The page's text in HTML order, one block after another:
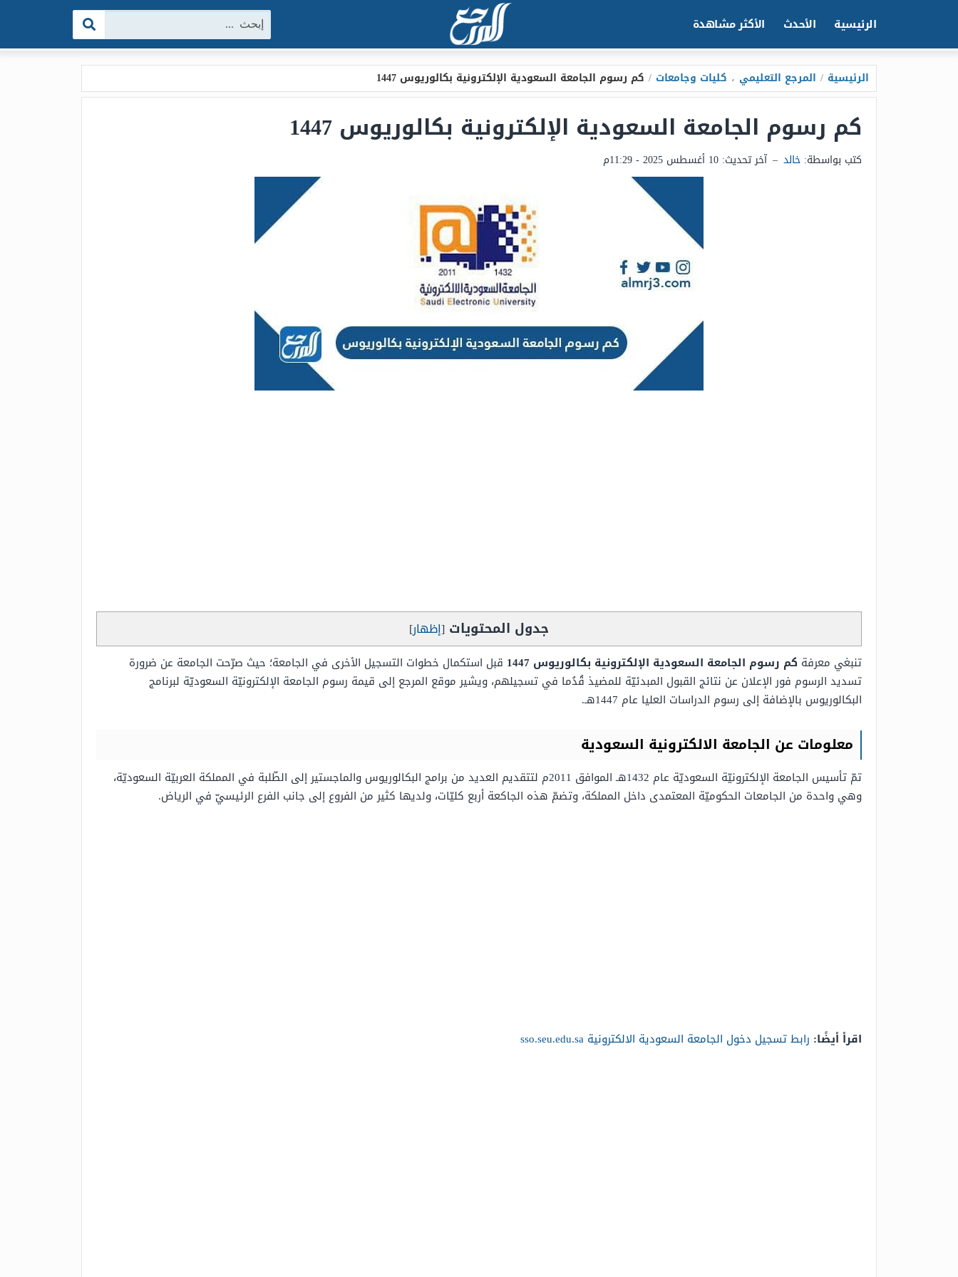
الرئيسية الأحدث الأكثر مشاهدة البحث:
الرئيسية / المرجع التعليمي ، كليات وجامعات / كم رسوم الجامعة السعودية الإلكترونية بكالوريوس 1447
كم رسوم الجامعة السعودية الإلكترونية بكالوريوس 1447
كتب بواسطة: خالد – آخر تحديث: 10 أغسطس 2025 - 11:29م
جدول المحتويات [إظهار]
تنبغي معرفة كم رسوم الجامعة السعودية الإلكترونية بكالوريوس 1447
قبل استكمال خطوات التسجيل الأخرى في الجامعة؛ حيث صرّحت الجامعة عن ضرورة
تسديد الرسوم فور الإعلان عن نتائج القبول المبدئيّة للمضيذ قُدُما في تسجيلهم، ويشير موقع المرجع إلى قيمة رسوم الجامعة الإلكترونيّة السعوديّة لبرنامج
البكالوريوس بالإضافة إلى رسوم الدراسات العليا عام 1447هـ.
معلومات عن الجامعة الالكترونية السعودية
تمّ تأسيس الجامعة الإلكترونيّة السعوديّة عام 1432هـ الموافق 2011م لتتقديم العديد من برامج البكالوريوس والماجستير إلى الطّلبة في المملكة العربيّة السعوديّة،
وهي واحدة من الجامعات الحكوميّة المعتمدى داخل المملكة، وتضمّ هذه الجاكعة أربع كليّات، ولديها كثير من الفروع إلى جانب الفرع الرئيسيّ في الرياض.
اقرأ أيضًا: رابط تسجيل دخول الجامعة السعودية الالكترونية sso.seu.edu.sa